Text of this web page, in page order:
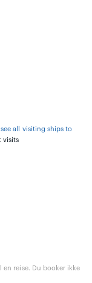
see all visiting ships to
visits
en reise. Du booker ikke